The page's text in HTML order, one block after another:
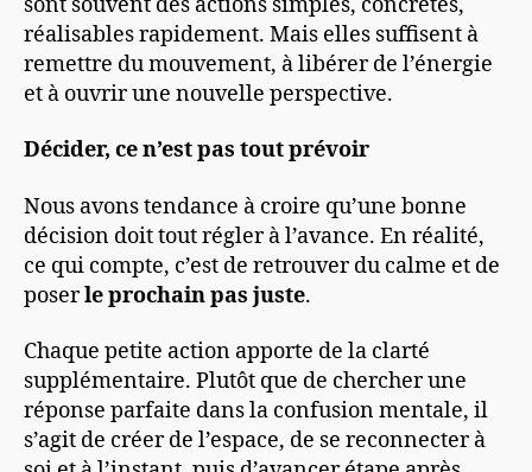
réalisables rapidement. Mais elles suffisent à
remettre du mouvement, à libérer de l’énergie
et à ouvrir une nouvelle perspective.
Décider, ce n’est pas tout prévoir
Nous avons tendance à croire qu’une bonne
décision doit tout régler à l’avance. En réalité,
ce qui compte, c’est de retrouver du calme et de
poserle prochain pas juste.
Chaque petite action apporte de la clarté
supplémentaire. Plutôt que de chercher une
réponse parfaite dans la confusion mentale, il
s’agit de créer de l’espace, de se reconnecter à